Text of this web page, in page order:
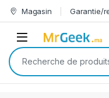
Skip to navigation
Skip to content
Magasin Garantie/
Open
Recherche pour :